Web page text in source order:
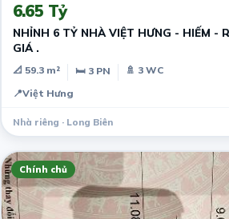
6.65 Tỷ
NHỈNH 6 TỶ NHÀ VIỆT HƯNG - HIẾM -
GIÁ .
📐 59.3 m² 🛏 3 PN
🚿 3 WC
📍Việt Hưng
Nhà riêng · Long Biên
Chính chủ